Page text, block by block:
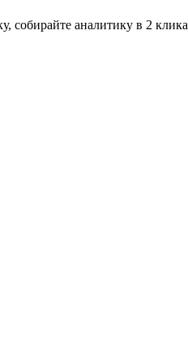
собирайте аналитику в 2 клика